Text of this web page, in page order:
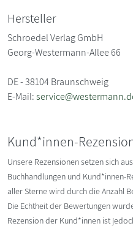
Hersteller
Schroedel Verlag GmbH
Georg-Westermann-Allee 66
DE - 38104 Braunschweig
E-Mail:
Kund*innen-
Unsere Rezensionen setzen sich
Buchhandlungen und Kund*innen-
aller Sterne wird durch die Anzahl
Die Echtheit der Bewertungen
Rezension der Kund*innen ist